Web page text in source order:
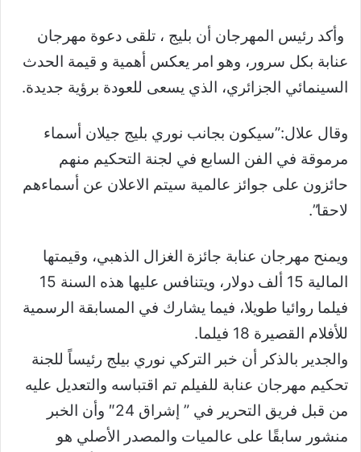
وأكد رئيس المهرجان أن بليج ، تلقى دعوة مهرجان
عنابة بكل سرور، وهو امر يعكس أهمية و قيمة الحدث
السينمائي الجزائري، الذي يسعى للعودة برؤية جديدة.
وقال علال:”سيكون بجانب نوري بليج جيلان أسماء
مرموقة في الفن السابع في لجنة التحكيم منهم
حائزون على جوائز عالمية سيتم الاعلان عن أسماءهم
لاحقا”.
ويمنح مهرجان عنابة جائزة الغزال الذهبي، وقيمتها
المالية 15 ألف دولار، ويتنافس عليها هذه السنة 15
فيلما روائيا طويلا، فيما يشارك في المسابقة الرسمية
للأفلام القصيرة 18 فيلما.
والجدير بالذكر أن خبر التركي نوري بيلج رئيساً للجنة
تحكيم مهرجان عنابة للفيلم تم اقتباسه والتعديل عليه
من قبل فريق التحرير في ” إشراق 24″ وأن الخبر
منشور سابقًا على عالميات والمصدر الأصلي هو